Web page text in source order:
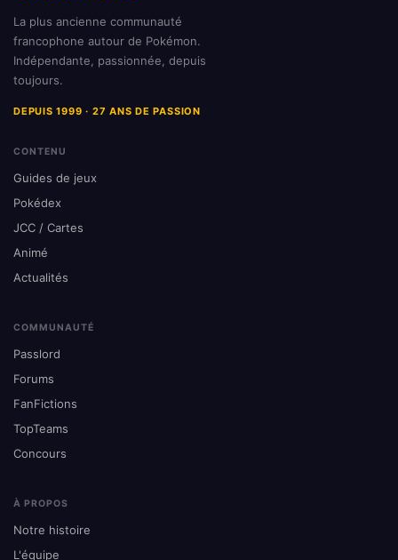
La plus ancienne communauté
francophone autour de Pokémon.
Indépendante, passionnée, depuis
toujours.
DEPUIS 1999 · 27 ANS DE PASSION
CONTENU
Guides de jeux
Pokédex
JCC / Cartes
Animé
Actualités
COMMUNAUTÉ
Passlord
Forums
FanFictions
TopTeams
Concours
À PROPOS
Notre histoire
L'équipe